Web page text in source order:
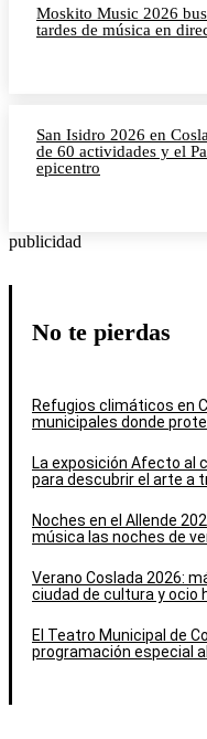
Moskito Music 2026
tardes de música en
San Isidro 2026 en
de 60 actividades y el
epicentro
publicidad
No te pierdas
Refugios climáticos en
municipales donde
La exposición Afecto al
para descubrir el arte a
Noches en el Allende
música las noches de
Verano Coslada 2026:
ciudad de cultura y ocio
El Teatro Municipal de
programación especial